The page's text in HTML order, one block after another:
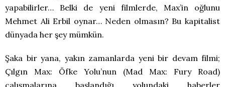
yapabilirler… Belki de yeni filmlerde, Max’in oğlunu
Mehmet Ali Erbil oynar… Neden olmasın? Bu kapitalist
dünyada her şey mümkün.
Şaka bir yana, yakın zamanlarda yeni bir devam filmi;
Çılgın Max: Öfke Yolu’nun (Mad Max: Fury Road)